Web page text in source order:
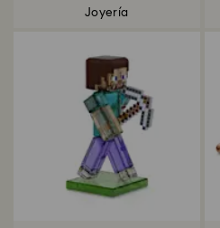
Joyería